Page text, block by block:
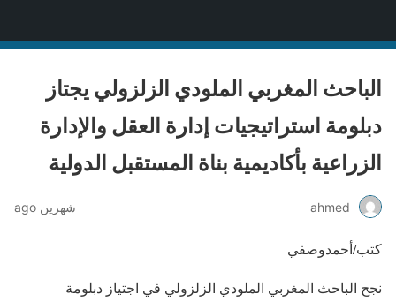
الباحث المغربي الملودي الزلزولي يجتاز
دبلومة استراتيجيات إدارة العقل والإدارة
الزراعية بأكاديمية بناة المستقبل الدولية
ahmed شهرين ago
كتب/أحمدوصفي
نجح الباحث المغربي الملودي الزلزولي في اجتياز دبلومة